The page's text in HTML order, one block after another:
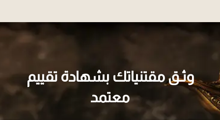
وثـق مقتنياتك بشهادة تقييم
معتمد